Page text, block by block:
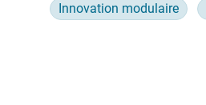
Innovation modulaire